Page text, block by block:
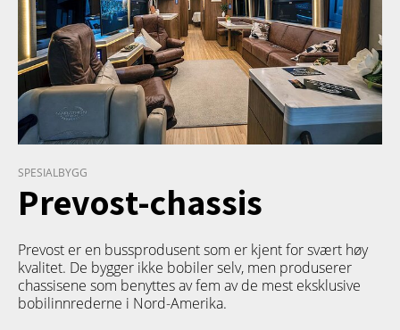
SPESIALBYGG
Prevost-chassis
Prevost er en bussprodusent som er kjent for svært høy
kvalitet. De bygger ikke bobiler selv, men produserer
chassisene som benyttes av fem av de mest eksklusive
bobilinnrederne i Nord-Amerika.